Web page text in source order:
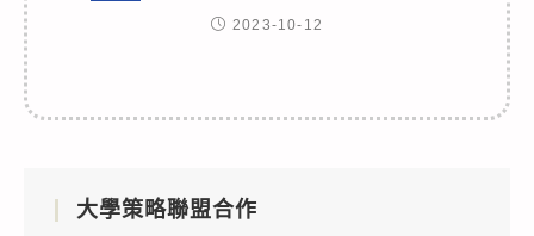
2023-10-12
大學策略聯盟合作